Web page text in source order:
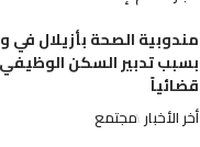
مندوبية الصحة بأزيلال في
بسبب تدبير السكن
قضائياً
أخر الأخبار مجتمع